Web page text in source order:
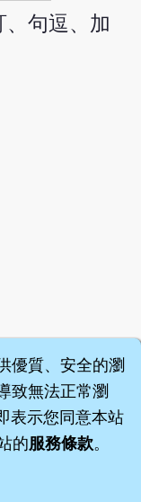
句逗、加
2026
優質、安全的瀏
致無法正常瀏
表示您同意本站
的服務條款。